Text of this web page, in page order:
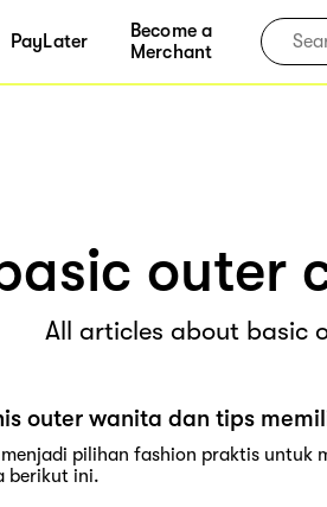
PayLater
Become a
Merchant
outer
All articles about basic
outer wanita dan tips
pilihan fashion praktis untuk
berikut ini.